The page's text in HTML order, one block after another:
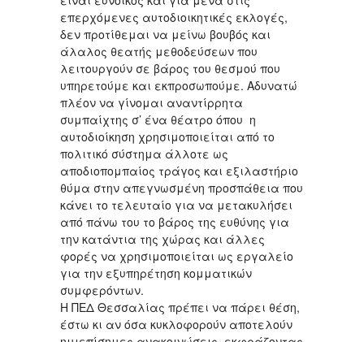
επερχόμενες αυτοδιοικητικές εκλογές,
δεν προτίθεμαι να μείνω βουβός και
άλαλος θεατής μεθοδεύσεων που
λειτουργούν σε βάρος του θεσμού που
υπηρετούμε και εκπροσωπούμε. Αδυνατώ
πλέον να γίνομαι αναντίρρητα
συμπαίχτης σ’ ένα θέατρο όπου η
αυτοδιοίκηση χρησιμοποιείται από το
πολιτικό σύστημα άλλοτε ως
αποδιοπομπαίος τράγος και εξιλαστήριο
θύμα στην απεγνωσμένη προσπάθεια που
κάνει το τελευταίο για να μετακυλήσει
από πάνω του το βάρος της ευθύνης για
την κατάντια της χώρας και άλλες
φορές να χρησιμοποιείται ως εργαλείο
για την εξυπηρέτηση κομματικών
συμφερόντων.
Η ΠΕΔ Θεσσαλίας πρέπει να πάρει θέση,
έστω κι αν όσα κυκλοφορούν αποτελούν